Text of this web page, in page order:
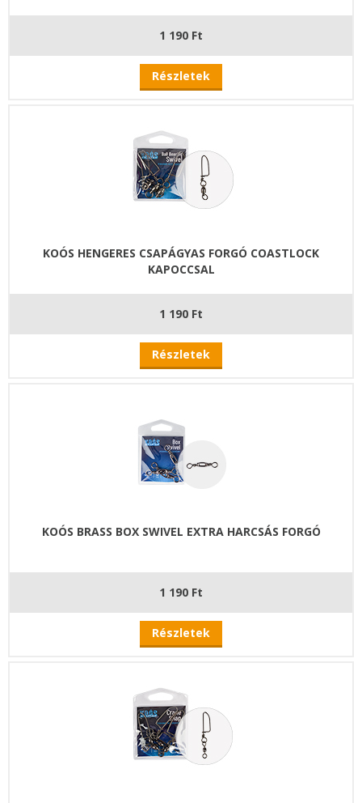
1 190 Ft
Részletek
KOÓS HENGERES CSAPÁGYAS FORGÓ COASTLOCK
KAPOCCSAL
1 190 Ft
Részletek
KOÓS BRASS BOX SWIVEL EXTRA HARCSÁS FORGÓ
1 190 Ft
Részletek